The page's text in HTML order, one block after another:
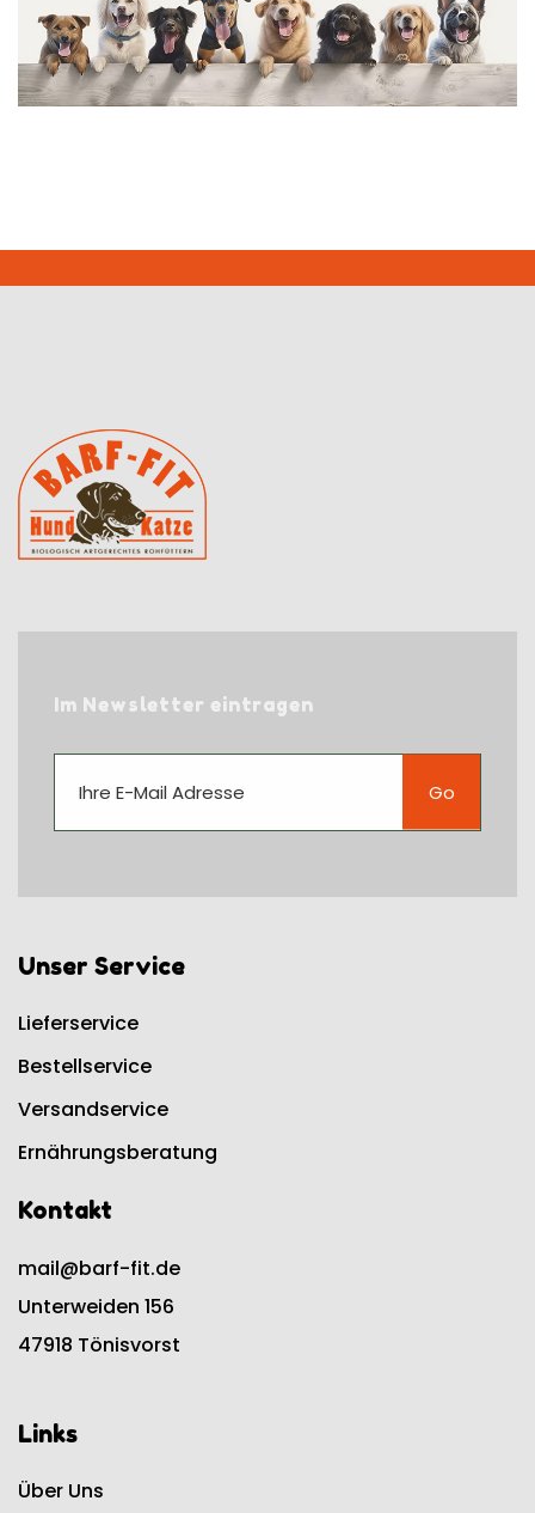
Im Newsletter eintragen
Go
Unser Service
Lieferservice
Bestellservice
Versandservice
Ernährungsberatung
Kontakt
mail@barf-fit.de
Unterweiden 156
47918 Tönisvorst
Links
Über Uns